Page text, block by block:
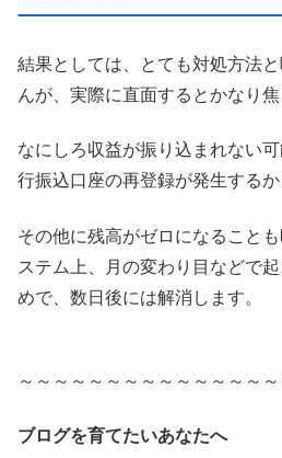
結果としては、とても対処方法
んが、実際に直面するとかなり焦
なにしろ収益が振り込まれない
行振込口座の再登録が発生するか
その他に残高がゼロになること
ステム上、月の変わり目などで
めで、数日後には解消します。
～～～～～～～～～～～～～～～
ブログを育てたいあなたへ